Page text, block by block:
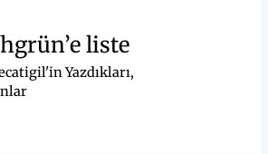
liste
Yazdıkları,